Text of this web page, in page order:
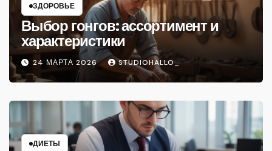
ЗДОРОВЬЕ
Выбор гонгов: ассортимент и
характеристики
24 МАРТА 2026 STUDIOHALLO_
ДИЕТЫ